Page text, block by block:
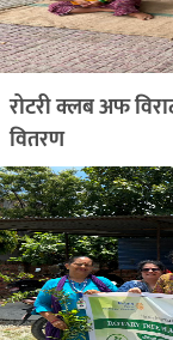
रोटरी क्लब अफ
वितरण